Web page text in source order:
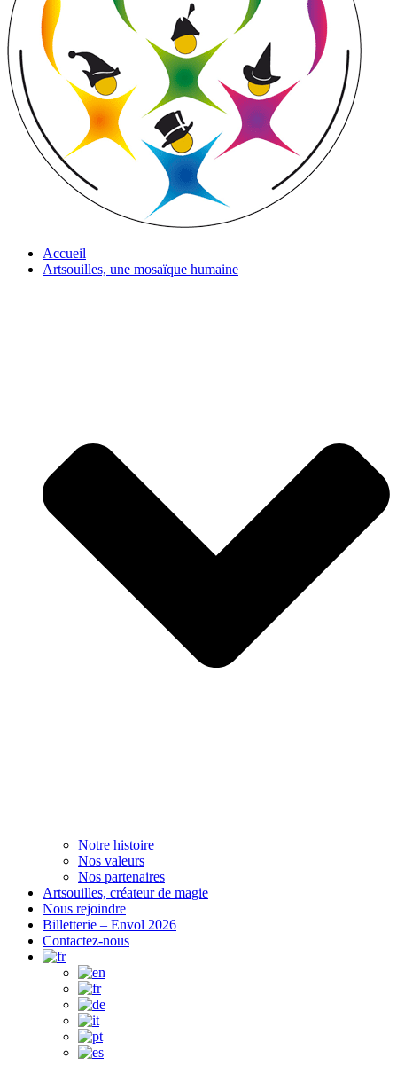
Accueil
Artsouilles, une mosaïque humaine
Notre histoire
Nos valeurs
Nos partenaires
Artsouilles, créateur de magie
Nous rejoindre
Billetterie – Envol 2026
Contactez-nous